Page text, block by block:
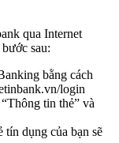
qua Internet
sau:
bằng cách
login
tin thẻ” và
dụng của bạn sẽ